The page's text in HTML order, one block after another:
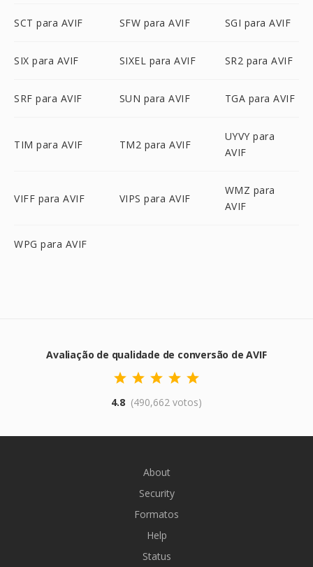
SCT para AVIF SFW para AVIF SGI para AVIF
SIX para AVIF SIXEL para AVIF SR2 para AVIF
SRF para AVIF SUN para AVIF TGA para AVIF
TIM para AVIF TM2 para AVIF
UYVY para
AVIF
VIFF para AVIF VIPS para AVIF
WMZ para
AVIF
WPG para AVIF
Avaliação de qualidade de conversão de AVIF
4.8 (490,662 votos)
About
Security
Formatos
Help
Status